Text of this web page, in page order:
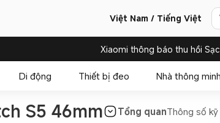
Việt Nam / Tiếng Việt
Xiaomi thông báo thu hồi
Di động Thiết bị đeo Nhà thông minh
S5 46mm Tổng quanThông số